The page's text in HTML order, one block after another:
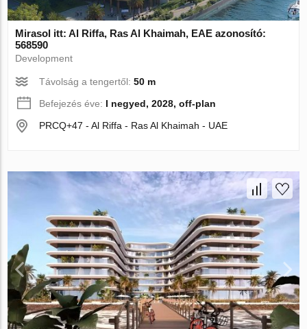
Mirasol itt: Al Riffa, Ras Al Khaimah, EAE azonosító:
568590
Development
Távolság a tengertől:50 m
Befejezés éve: I negyed, 2028, off-plan
PRCQ+47 - Al Riffa - Ras Al Khaimah - UAE